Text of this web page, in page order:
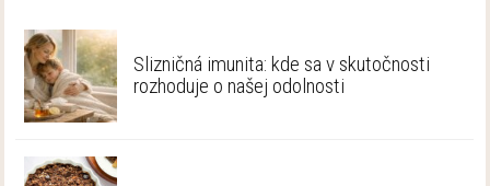
Slizničná imunita: kde sa v skutočnosti
rozhoduje o našej odolnosti